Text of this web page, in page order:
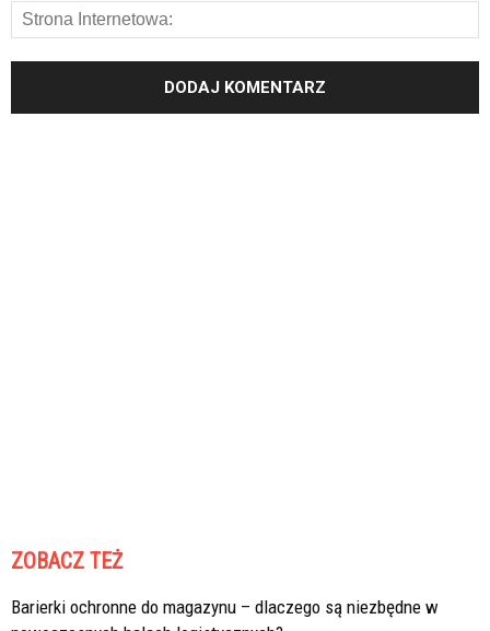
ZOBACZ TEŻ
Barierki ochronne do magazynu – dlaczego są niezbędne w